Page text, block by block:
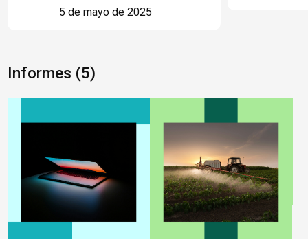
5 de mayo de 2025
Informes (5)